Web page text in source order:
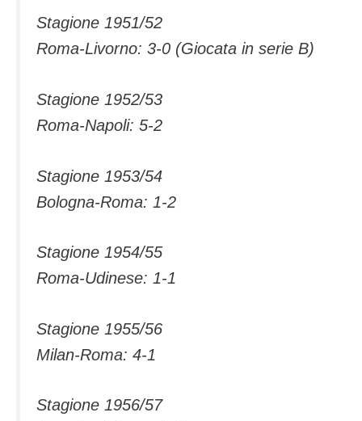
Stagione 1951/52
Roma-Livorno: 3-0 (Giocata in serie B)
Stagione 1952/53
Roma-Napoli: 5-2
Stagione 1953/54
Bologna-Roma: 1-2
Stagione 1954/55
Roma-Udinese: 1-1
Stagione 1955/56
Milan-Roma: 4-1
Stagione 1956/57